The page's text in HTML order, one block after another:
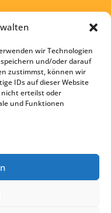
wir Technologien
und/oder darauf
zustimmst, können wir
IDs auf dieser Website
erteilst oder
und Funktionen